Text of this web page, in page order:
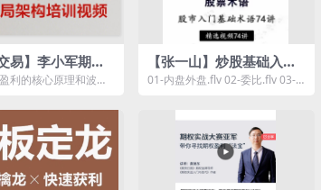
易】李小军期货2
易系统全局架构
利的核心原理和波段
载2H系...
【张一山】炒股基础入门
股市基础术语精讲74集
01-内盘外盘.flv 02-委比.flv 03-